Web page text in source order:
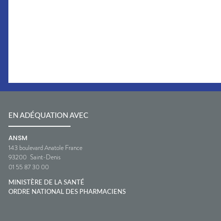
EN ADÉQUATION AVEC
ANSM
143 boulevard Anatole France
93200 Saint-Denis
01 55 87 30 00
MINISTÈRE DE LA SANTÉ
ORDRE NATIONAL DES PHARMACIENS